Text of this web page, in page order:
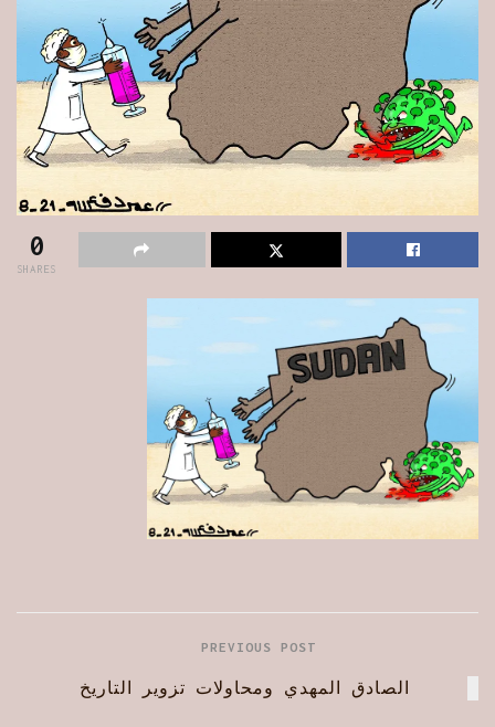
0
SHARES
PREVIOUS POST
الصادق المهدي ومحاولات تزوير التاريخ